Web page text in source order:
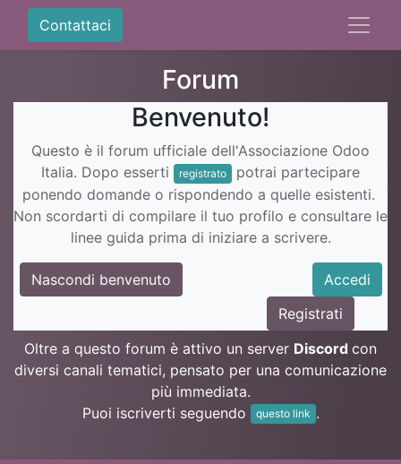
Contattaci
Forum
Benvenuto!
Questo è il forum ufficiale dell'Associazione Odoo
Italia. Dopo esserti
registrato
potrai partecipare
ponendo domande o rispondendo a quelle esistenti.
Non scordarti di compilare il tuo profilo e consultare le
linee guida prima di iniziare a scrivere.
Nascondi benvenuto
Accedi
Registrati
Oltre a questo forum è attivo un server Discord con
diversi canali tematici, pensato per una comunicazione
più immediata.
Puoi iscriverti seguendo
questo link .